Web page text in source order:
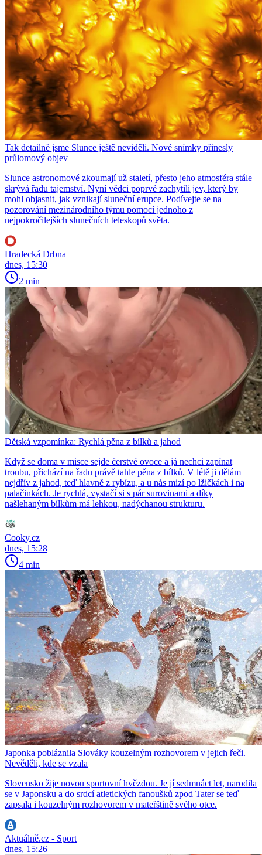
Tak detailně jsme Slunce ještě neviděli. Nové snímky přinesly
průlomový objev
Slunce astronomové zkoumají už staletí, přesto jeho atmosféra stále
skrývá řadu tajemství. Nyní vědci poprvé zachytili jev, který by
mohl objasnit, jak vznikají sluneční erupce. Podívejte se na
pozorování mezinárodního týmu pomocí jednoho z
nejpokročilejších slunečních teleskopů světa.
Hradecká Drbna
dnes, 15:30
2 min
Dětská vzpomínka: Rychlá pěna z bílků a jahod
Když se doma v misce sejde čerstvé ovoce a já nechci zapínat
troubu, přichází na řadu právě tahle pěna z bílků. V létě ji dělám
nejdřív z jahod, teď hlavně z rybízu, a u nás mizí po lžičkách i na
palačinkách. Je rychlá, vystačí si s pár surovinami a díky
našlehaným bílkům má lehkou, nadýchanou strukturu.
Cooky.cz
dnes, 15:28
4 min
Japonka pobláznila Slováky kouzelným rozhovorem v jejich řeči.
Nevěděli, kde se vzala
Slovensko žije novou sportovní hvězdou. Je jí sedmnáct let, narodila
se v Japonsku a do srdcí atletických fanoušků zpod Tater se teď
zapsala i kouzelným rozhovorem v mateřštině svého otce.
Aktuálně.cz - Sport
dnes, 15:26